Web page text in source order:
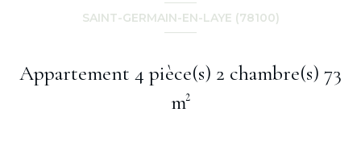
SAINT-GERMAIN-EN-LAYE (78100)
Appartement 4 pièce(s) 2 chambre(s) 73
m²